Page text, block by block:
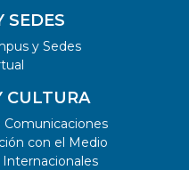
SEDES
y Sedes
CULTURA
Comunicaciones
con el Medio